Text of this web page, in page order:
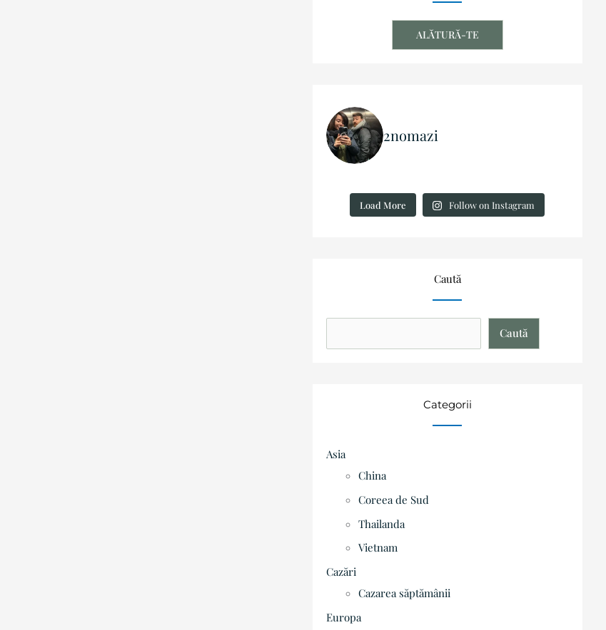
ALĂTURĂ-TE
2nomazi
Load More Follow on Instagram
Caută
Caută
Categorii
Asia
China
Coreea de Sud
Thailanda
Vietnam
Cazări
Cazarea săptămânii
Europa